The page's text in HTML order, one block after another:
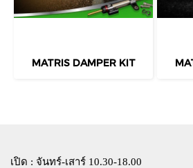
MATRIS DAMPER KIT
เปิด : จันทร์-เสาร์ 10.30-18.00